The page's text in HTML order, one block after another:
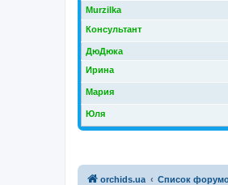
Murzilka
Консультант
ДюДюка
Ирина
Мария
Юля
orchids.ua Список